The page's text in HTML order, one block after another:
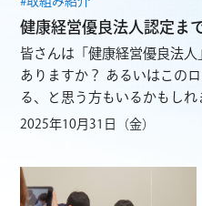
健康経営優良法人認定ま
皆さんは「健康経営優良法
ありますか？ あるいはこの
る、と思う方もいるかもしれません。 サク
は、2024年に初めて健康経
思います。 —– そもそ
2025年10月31日（金）